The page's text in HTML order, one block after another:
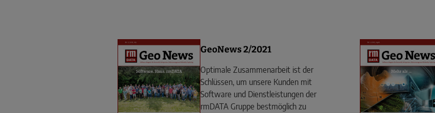
GeoNews 2/2021
Optimale Zusammenarbeit ist der
Schlüssen, um unsere Kunden mit
Software und Dienstleistungen der
rmDATA Gruppe bestmöglich zu